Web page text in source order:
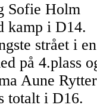
Sofie Holm
kamp i D14.
strået i en
på 4.plass
Aune Rytter
totalt i D16.